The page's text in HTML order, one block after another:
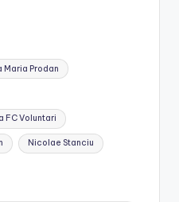
Maria Prodan
FC Voluntari
Nicolae Stanciu